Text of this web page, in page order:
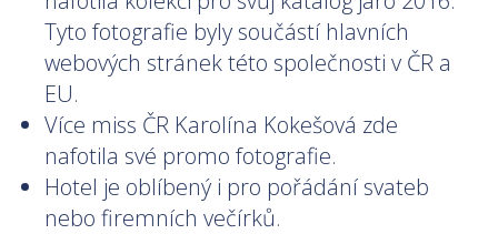
Tyto fotografie byly součástí hlavních
webových stránek této společnosti v ČR a
EU.
Více miss ČR Karolína Kokešová zde
nafotila své promo fotografie.
Hotel je oblíbený i pro pořádání svateb
nebo firemních večírků.